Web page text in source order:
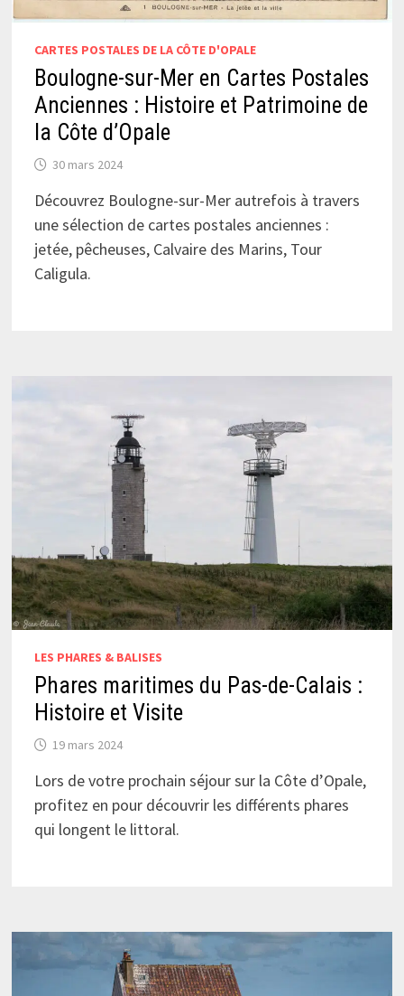
CARTES POSTALES DE LA CÔTE D'OPALE
Boulogne-sur-Mer en Cartes Postales
Anciennes : Histoire et Patrimoine de
la Côte d’Opale
30 mars 2024
Découvrez Boulogne-sur-Mer autrefois à travers
une sélection de cartes postales anciennes :
jetée, pêcheuses, Calvaire des Marins, Tour
Caligula.
LES PHARES & BALISES
Phares maritimes du Pas-de-Calais :
Histoire et Visite
19 mars 2024
Lors de votre prochain séjour sur la Côte d’Opale,
profitez en pour découvrir les différents phares
qui longent le littoral.